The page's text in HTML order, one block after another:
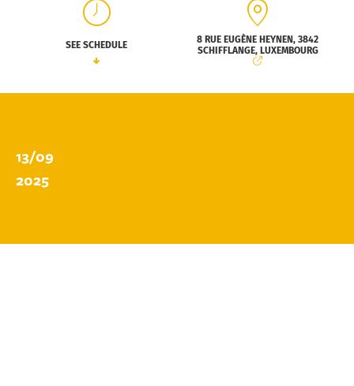
SEE SCHEDULE
8 RUE EUGÈNE HEYNEN, 3842
SCHIFFLANGE, LUXEMBOURG
13/09
2025